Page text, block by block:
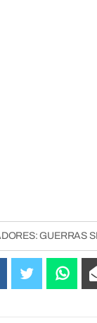
GUERRAS